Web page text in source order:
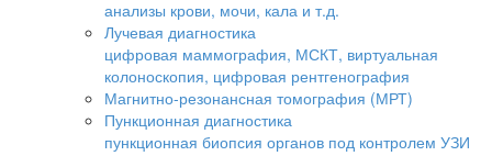
анализы крови, мочи, кала и т.д.
Лучевая диагностика
цифровая маммография, МСКТ, виртуальная
колоноскопия, цифровая рентгенография
Магнитно-резонансная томография (МРТ)
Пункционная диагностика
пункционная биопсия органов под контролем УЗИ